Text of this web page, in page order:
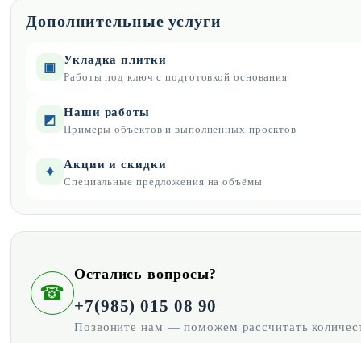
Дополнительные услуги
▣
Укладка плитки
Работы под ключ с подготовкой основания
◩
Наши работы
Примеры объектов и выполненных проектов
✦
Акции и скидки
Специальные предложения на объёмы
☎
Остались вопросы?
+7(985) 015 08 90
Позвоните нам — поможем рассчитать